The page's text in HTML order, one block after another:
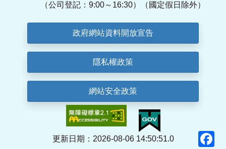
（公司登記：9:00～16:30）（國定假日除外）
政府網站資料開放宣告
隱私權政策
網站安全政策
更新日期：2026-08-06 14:50:51.0